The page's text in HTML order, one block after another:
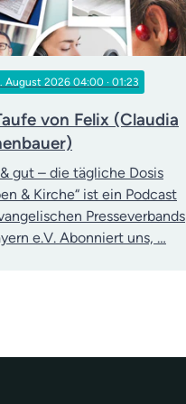
. August 2026 04:00 · 01:23
von Felix (Claudia
& gut – die tägliche Dosis
& Kirche“ ist ein Podcast
Presseverbands
e.V. Abonniert uns, …